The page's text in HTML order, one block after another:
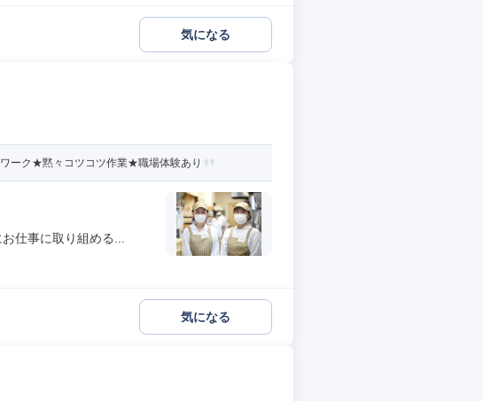
気になる
ーク★黙々コツコツ作業★職場体験あり
仕事に取り組める...
気になる